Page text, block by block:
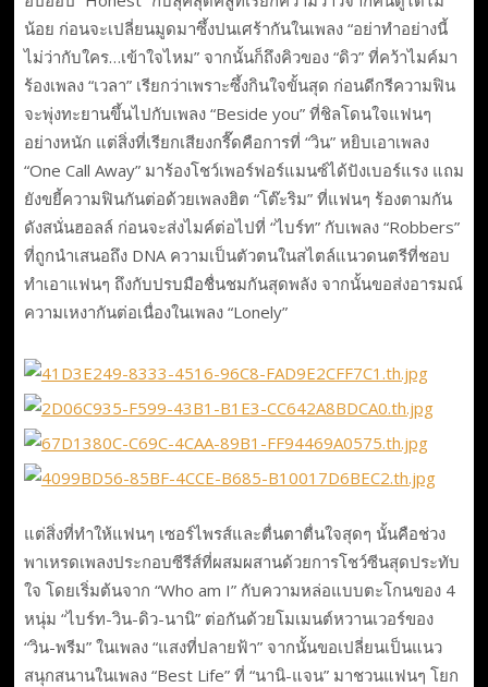
น้อย ก่อนจะเปลี่ยนมูดมาซึ้งปนเศร้ากันในเพลง “อย่าทำอย่างนี้
ไม่ว่ากับใคร…เข้าใจไหม” จากนั้นก็ถึงคิวของ “ดิว” ที่คว้าไมค์มา
ร้องเพลง “เวลา” เรียกว่าเพราะซึ้งกินใจขั้นสุด ก่อนดีกรีความฟิน
จะพุ่งทะยานขึ้นไปกับเพลง “Beside you” ที่ชิลโดนใจแฟนๆ
อย่างหนัก แต่สิ่งที่เรียกเสียงกรี๊ดคือการที่ “วิน” หยิบเอาเพลง
“One Call Away” มาร้องโชว์เพอร์ฟอร์แมนซ์ได้ปังเบอร์แรง แถม
ยังขยี้ความฟินกันต่อด้วยเพลงฮิต “โต๊ะริม” ที่แฟนๆ ร้องตามกัน
ดังสนั่นฮอลล์ ก่อนจะส่งไมค์ต่อไปที่ “ไบร์ท” กับเพลง “Robbers”
ที่ถูกนำเสนอถึง DNA ความเป็นตัวตนในสไตล์แนวดนตรีที่ชอบ
ทำเอาแฟนๆ ถึงกับปรบมือชื่นชมกันสุดพลัง จากนั้นขอส่งอารมณ์
ความเหงากันต่อเนื่องในเพลง “Lonely”
แต่สิ่งที่ทำให้แฟนๆ เซอร์ไพรส์และตื่นตาตื่นใจสุดๆ นั้นคือช่วง
พาเหรดเพลงประกอบซีรีส์ที่ผสมผสานด้วยการโชว์ซีนสุดประทับ
ใจ โดยเริ่มต้นจาก “Who am I” กับความหล่อแบบตะโกนของ 4
หนุ่ม “ไบร์ท-วิน-ดิว-นานิ” ต่อกันด้วยโมเมนต์หวานเวอร์ของ
“วิน-พรีม” ในเพลง “แสงที่ปลายฟ้า” จากนั้นขอเปลี่ยนเป็นแนว
สนุกสนานในเพลง “Best Life” ที่ “นานิ-แจน” มาชวนแฟนๆ โยก